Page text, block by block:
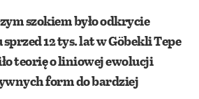
szokiem było odkrycie
12 tys. lat w Göbekli Tepe
teorię o liniowej ewolucji
form do bardziej